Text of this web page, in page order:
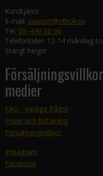
Kundtjänst
E-mail: support@sfbok.se
Tel: 08–440 00 66
Telefontider: 12-14 måndag-
Stängt helger
medier
FAQ - vanliga frågor
Priser och betalning
Försäljningsvillkor
Instagram
Facebook